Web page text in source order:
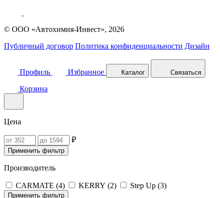
© ООО «Автохимия-Инвест», 2026
Публичный договор Политика конфиденциальности Дизайн
Профиль Избранное Каталог Связаться
Корзина
Цена
₽
Применить фильтр
Производитель
CARMATE (4) KERRY (2) Step Up (3)
Применить фильтр